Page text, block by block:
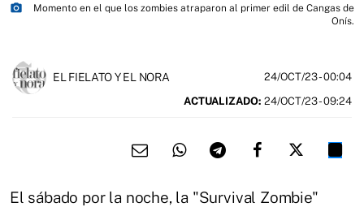
photo_camera
Momento en el que los zombies atraparon al primer edil de Cangas de
Onís.
EL FIELATO Y EL NORA 24/OCT/23- 00:04
ACTUALIZADO: 24/OCT/23 - 09:24
El sábado por la noche, la "Survival Zombie"